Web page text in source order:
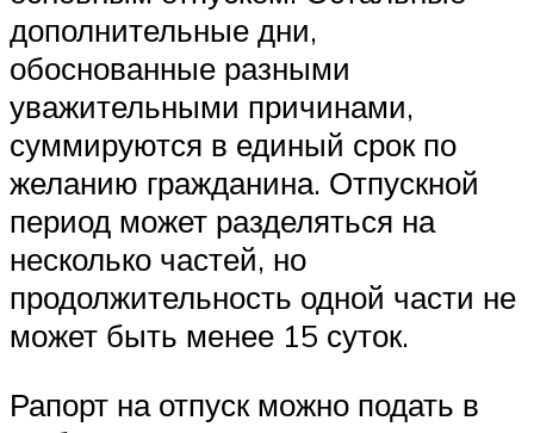
дополнительные дни,
обоснованные разными
уважительными причинами,
суммируются в единый срок по
желанию гражданина. Отпускной
период может разделяться на
несколько частей, но
продолжительность одной части не
может быть менее 15 суток.
Рапорт на отпуск можно подать в